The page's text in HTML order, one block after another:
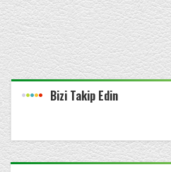
Bizi Takip Edin